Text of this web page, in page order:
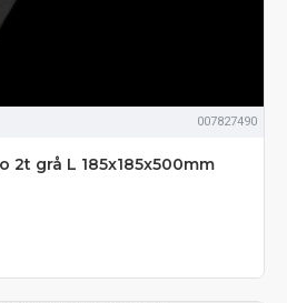
007827490
grå L 185x185x500mm